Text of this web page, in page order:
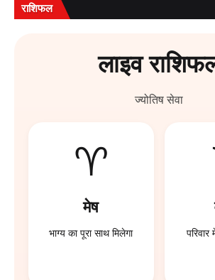
राशिफल
लाइव
ज्योतिष सेवा
♈
मेष
भाग्य का पूरा साथ मिलेगा